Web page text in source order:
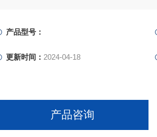
产品型号：
更新时间： 2024-04-18
产品咨询